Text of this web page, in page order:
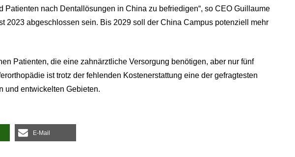
nach Dentallösungen in China zu befriedigen“, so CEO Guillaume
2023 abgeschlossen sein. Bis 2029 soll der China Campus potenziell mehr
Patienten, die eine zahnärztliche Versorgung benötigen, aber nur fünf
ist trotz der fehlenden Kostenerstattung eine der gefragtesten
und entwickelten Gebieten.
E-Mail